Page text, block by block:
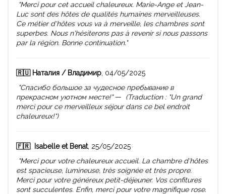
"Merci pour cet accueil chaleureux. Marie-Ange et Jean-
Luc sont des hôtes de qualités humaines merveilleuses.
Ce métier d'hôtes vous va à merveille, les chambres sont
superbes. Nous n'hésiterons pas à revenir si nous passons
par la région. Bonne continuation."
🇷🇺 Наталия / Владимир, 04/05/2025
"Спасибо большое за чудесное пребывание в
прекрасном уютном месте!"— (Traduction : "Un grand
merci pour ce merveilleux séjour dans ce bel endroit
chaleureux!")
🇫🇷 Isabelle et Benat, 25/05/2025
"Merci pour votre chaleureux accueil. La chambre d'hôtes
est spacieuse, lumineuse, très soignée et très propre.
Merci pour votre généreux petit-déjeuner. Vos confitures
sont succulentes. Enfin, merci pour votre magnifique rose.